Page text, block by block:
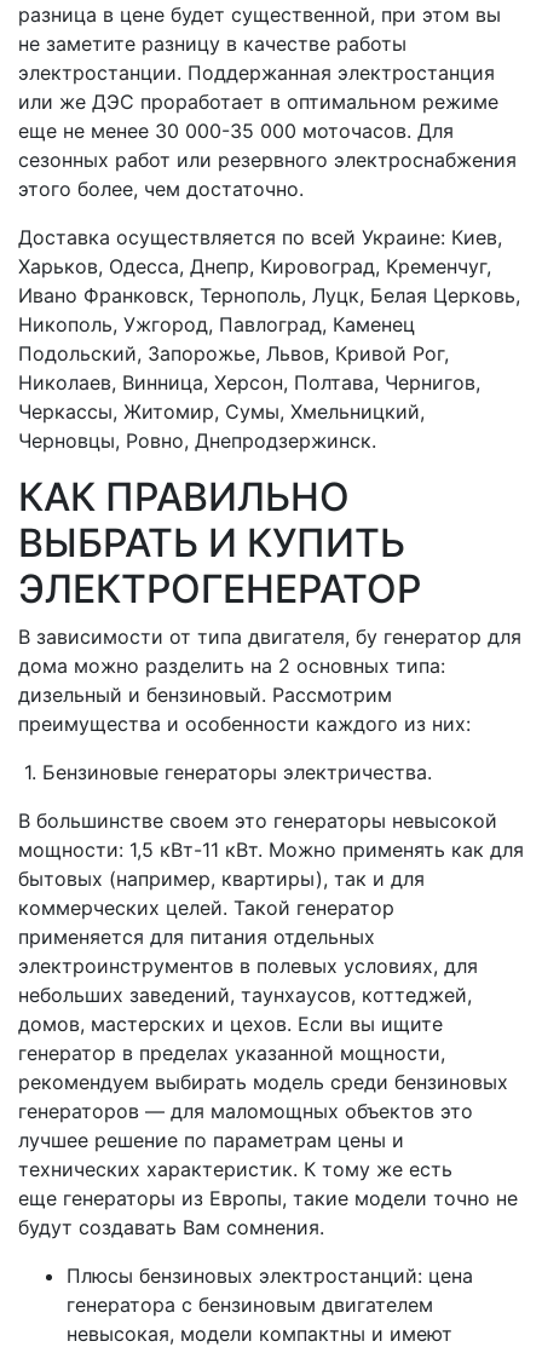
разница в цене будет существенной, при этом вы
не заметите разницу в качестве работы
электростанции. Поддержанная электростанция
или же ДЭС проработает в оптимальном режиме
еще не менее 30 000-35 000 моточасов. Для
сезонных работ или резервного электроснабжения
этого более, чем достаточно.
Доставка осуществляется по всей Украине: Киев,
Харьков, Одесса, Днепр, Кировоград, Кременчуг,
Ивано Франковск, Тернополь, Луцк, Белая Церковь,
Никополь, Ужгород, Павлоград, Каменец
Подольский, Запорожье, Львов, Кривой Рог,
Николаев, Винница, Херсон, Полтава, Чернигов,
Черкассы, Житомир, Сумы, Хмельницкий,
Черновцы, Ровно, Днепродзержинск.
КАК ПРАВИЛЬНО
ВЫБРАТЬ И КУПИТЬ
ЭЛЕКТРОГЕНЕРАТОР
В зависимости от типа двигателя, бу генератор для
дома можно разделить на 2 основных типа:
дизельный и бензиновый. Рассмотрим
преимущества и особенности каждого из них:
1. Бензиновые генераторы электричества.
В большинстве своем это генераторы невысокой
мощности: 1,5 кВт-11 кВт. Можно применять как для
бытовых (например, квартиры), так и для
коммерческих целей. Такой генератор
применяется для питания отдельных
электроинструментов в полевых условиях, для
небольших заведений, таунхаусов, коттеджей,
домов, мастерских и цехов. Если вы ищите
генератор в пределах указанной мощности,
рекомендуем выбирать модель среди бензиновых
генераторов — для маломощных объектов это
лучшее решение по параметрам цены и
технических характеристик. К тому же есть
еще генераторы из Европы, такие модели точно не
будут создавать Вам сомнения.
Плюсы бензиновых электростанций: цена
генератора с бензиновым двигателем
невысокая, модели компактны и имеют